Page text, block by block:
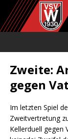
Zweite:
gegen
Im letzten Spiel
Zweitvertretung
Kellerduell gegen